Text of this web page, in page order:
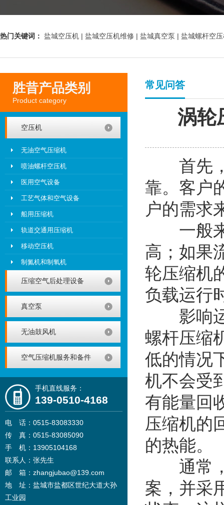
热门关键词： 盐城空压机 | 盐城空压机维修 | 盐城真空泵 | 盐城螺杆空
胜昔产品类别
Product category
空压机
无油空气压缩机
喷油螺杆空压机
医用空气设备
工艺气体和空气设备
船用压缩机
轨道交通用压缩机
移动空压机
制氮机和制氧机
压缩空气后处理设备
真空泵
无油鼓风机
空气压缩机服务和备件
手机直线服务：
139-0510-4168
电 话：0515-83083330
传 真：0515-83085090
手 机：13905104168
联系人：张先生
邮 箱：zhangjubao@139.com
地 址：盐城市盐都区世纪大道大孙
工业园
常见问答
涡轮
首先，
靠。客户
户的需求
一般来
高；如果
轮压缩机
负载运行
影响运
螺杆压缩
低的情况
机不会受
有能量回
压缩机的
的热能。
通常，
案，并采